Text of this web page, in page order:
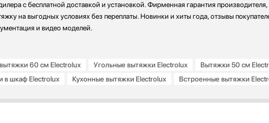
с бесплатной доставкой и установкой. Фирменная гарантия
на выгодных условиях без переплаты. Новинки и хиты года, отзывы
и видео моделей.
60 см Electrolux Угольные вытяжки Electrolux
Вытяжки 50 см
в шкаф Electrolux Кухонные вытяжки Electrolux
Встроенные вытяжки